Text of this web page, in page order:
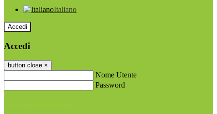
Italiano
Accedi
Accedi
button close ×
Nome Utente
Password